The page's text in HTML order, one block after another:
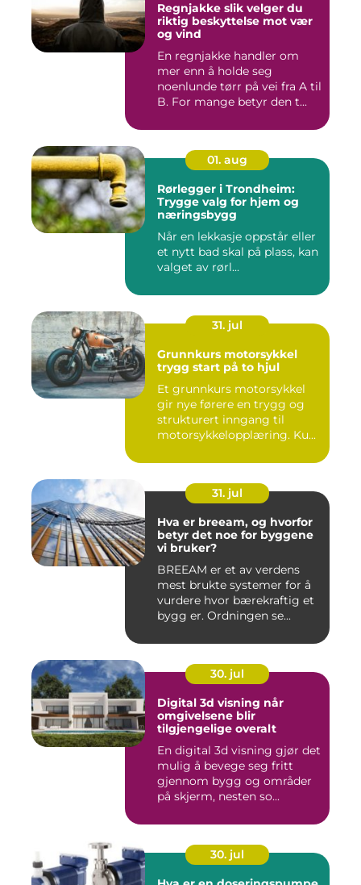
Regnjakke slik velger du
riktig beskyttelse mot vær
og vind
En regnjakke handler om
mer enn å holde seg
noenlunde tørr på vei fra A til
B. For mange betyr den t...
01. aug
Rørlegger i Trondheim:
Trygge valg for hjem og
næringsbygg
Når en lekkasje oppstår eller
et nytt bad skal på plass, kan
valget av rørl...
31. jul
Grunnkurs motorsykkel
trygg start på to hjul
Et grunnkurs motorsykkel
gir nye førere en trygg og
strukturert inngang til
motorsykkelopplæring. Ku...
31. jul
Hva er breeam, og hvorfor
betyr det noe for byggene
vi bruker?
BREEAM er et av verdens
mest brukte systemer for å
vurdere hvor bærekraftig et
bygg er. Ordningen se...
30. jul
Digital 3d visning når
omgivelsene blir
tilgjengelige overalt
En digital 3d visning gjør det
mulig å bevege seg fritt
gjennom bygg og områder
på skjerm, nesten so...
30. jul